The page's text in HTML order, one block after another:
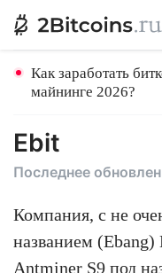
Как заработать
майнинге 2026?
Ebit
Последнее
Компания, с не
названием
Antminer S9 под